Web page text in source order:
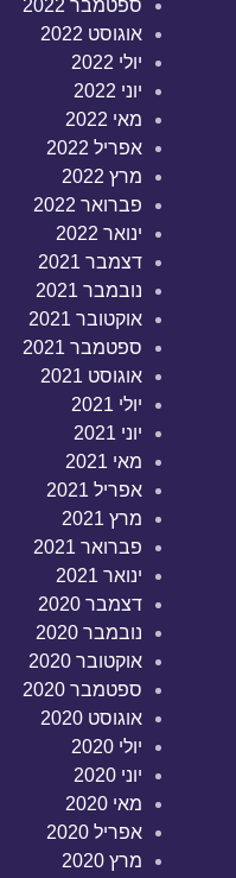
ספטמבר 2022
אוגוסט 2022
יולי 2022
יוני 2022
מאי 2022
אפריל 2022
מרץ 2022
פברואר 2022
ינואר 2022
דצמבר 2021
נובמבר 2021
אוקטובר 2021
ספטמבר 2021
אוגוסט 2021
יולי 2021
יוני 2021
מאי 2021
אפריל 2021
מרץ 2021
פברואר 2021
ינואר 2021
דצמבר 2020
נובמבר 2020
אוקטובר 2020
ספטמבר 2020
אוגוסט 2020
יולי 2020
יוני 2020
מאי 2020
אפריל 2020
מרץ 2020